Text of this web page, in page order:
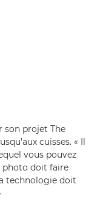
son projet The
cuisses. « Il
vous pouvez
photo doit faire
technologie doit